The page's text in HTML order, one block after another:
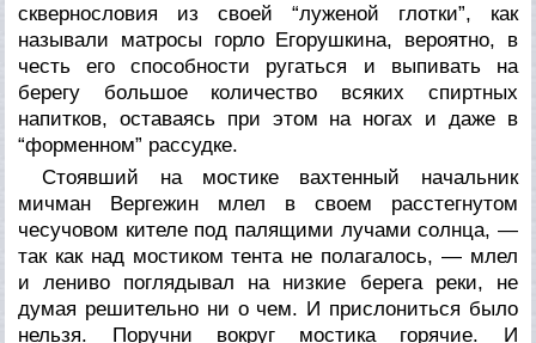
сквернословия из своей “луженой глотки”, как
называли матросы горло Егорушкина, вероятно, в
честь его способности ругаться и выпивать на
берегу большое количество всяких спиртных
напитков, оставаясь при этом на ногах и даже в
“форменном” рассудке.
Стоявший на мостике вахтенный начальник
мичман Вергежин млел в своем расстегнутом
чесучовом кителе под палящими лучами солнца, —
так как над мостиком тента не полагалось, — млел
и лениво поглядывал на низкие берега реки, не
думая решительно ни о чем. И прислониться было
нельзя. Поручни вокруг мостика горячие. И